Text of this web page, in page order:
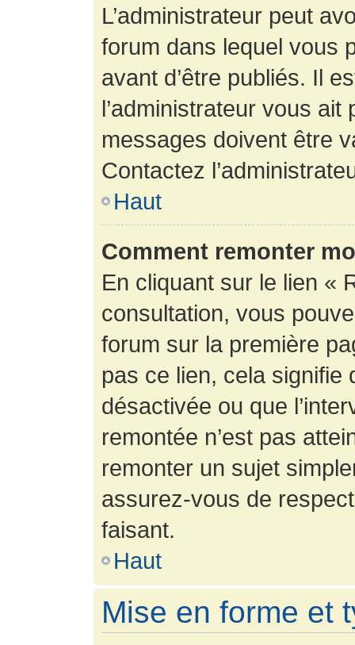
L’administrateur peut
forum dans lequel vous
avant d’être publiés. Il
l’administrateur vous
messages doivent être
Contactez
Haut
Comment remonter
En cliquant sur le lien «
consultation, vous
forum sur la première
pas ce lien, cela signifie
désactivée ou que
remontée n’est pas
remonter un sujet
assurez-vous de
faisant.
Haut
Mise en forme et